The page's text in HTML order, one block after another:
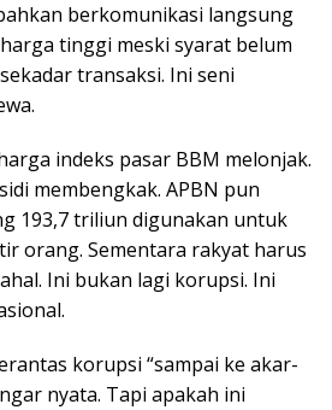
berkomunikasi langsung
tinggi meski syarat belum
transaksi. Ini seni
indeks pasar BBM melonjak.
membengkak. APBN pun
193,7 triliun digunakan untuk
orang. Sementara rakyat harus
Ini bukan lagi korupsi. Ini
korupsi “sampai ke akar-
nyata. Tapi apakah ini